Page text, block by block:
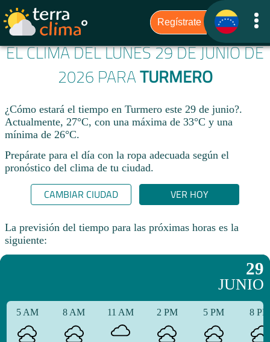
EL CLIMA DEL LUNES 29 DE JUNIO DE
2026 PARATURMERO
¿Cómo estará el tiempo en Turmero este 29 de junio?.
Actualmente, 27°C, con una máxima de 33°C y una
mínima de 26°C.
Prepárate para el día con la ropa adecuada según el
pronóstico del clima de tu ciudad.​
CAMBIAR CIUDAD VER HOY
La previsión del tiempo para las próximas horas es la
siguiente:
29
JUNIO
5 AM 8 AM 11 AM 2 PM 5 PM 8